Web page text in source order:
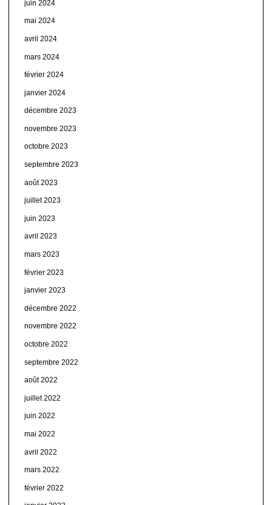
juin 2024
mai 2024
avril 2024
mars 2024
février 2024
janvier 2024
décembre 2023
novembre 2023
octobre 2023
septembre 2023
août 2023
juillet 2023
juin 2023
avril 2023
mars 2023
février 2023
janvier 2023
décembre 2022
novembre 2022
octobre 2022
septembre 2022
août 2022
juillet 2022
juin 2022
mai 2022
avril 2022
mars 2022
février 2022